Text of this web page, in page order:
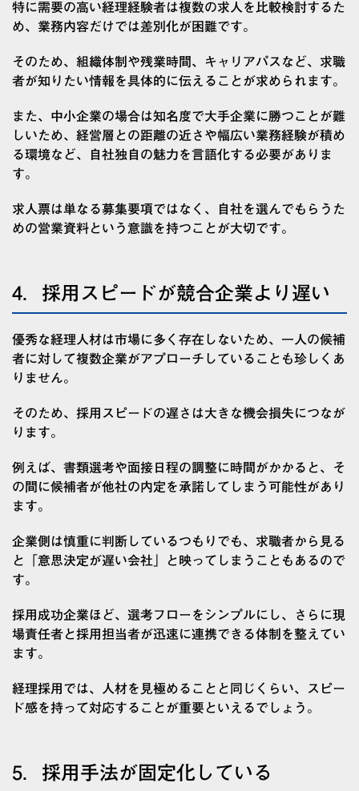
特に需要の高い経理経験者は複数の求人を比較検討するた
め、業務内容だけでは差別化が困難です。
そのため、組織体制や残業時間、キャリアパスなど、求職
者が知りたい情報を具体的に伝えることが求められます。
また、中小企業の場合は知名度で大手企業に勝つことが難
しいため、経営層との距離の近さや幅広い業務経験が積め
る環境など、自社独自の魅力を言語化する必要がありま
す。
求人票は単なる募集要項ではなく、自社を選んでもらうた
めの営業資料という意識を持つことが大切です。
4．採用スピードが競合企業より遅い
優秀な経理人材は市場に多く存在しないため、一人の候補
者に対して複数企業がアプローチしていることも珍しくあ
りません。
そのため、採用スピードの遅さは大きな機会損失につなが
ります。
例えば、書類選考や面接日程の調整に時間がかかると、そ
の間に候補者が他社の内定を承諾してしまう可能性があり
ます。
企業側は慎重に判断しているつもりでも、求職者から見る
と「意思決定が遅い会社」と映ってしまうこともあるので
す。
採用成功企業ほど、選考フローをシンプルにし、さらに現
場責任者と採用担当者が迅速に連携できる体制を整えてい
ます。
経理採用では、人材を見極めることと同じくらい、スピー
ド感を持って対応することが重要といえるでしょう。
5．採用手法が固定化している